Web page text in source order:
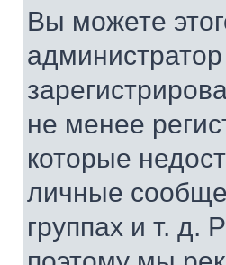
Вы можете
не менее
которые
личные
группах и т. д.